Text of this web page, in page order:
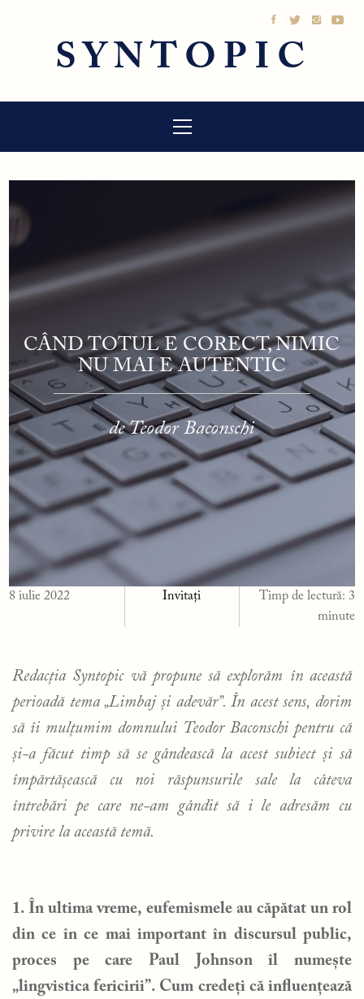
SYNTOPIC
principal
CÂND TOTUL E CORECT, NIMIC
NU MAI E AUTENTIC
de Teodor Baconschi
8 iulie 2022 Invitați Timp de lectură: 3
minute
Redacția Syntopic vă propune să explorăm în această
perioadă tema „Limbaj și adevăr”. În acest sens, dorim
să îi mulțumim domnului Teodor Baconschi pentru că
și-a făcut timp să se gândească la acest subiect și să
împărtășească cu noi răspunsurile sale la câteva
întrebări pe care ne-am gândit să i le adresăm cu
privire la această temă.
1. În ultima vreme, eufemismele au căpătat un rol
din ce în ce mai important în discursul public,
proces pe care Paul Johnson îl numește
„lingvistica fericirii”. Cum credeți că influențează